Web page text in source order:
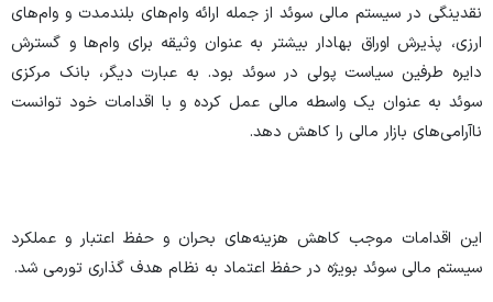
نقدینگی در سیستم مالی سوئد از جمله ارائه وام‌های بلندمدت و وام‌های
ارزی، پذیرش اوراق بهادار بیشتر به عنوان وثیقه برای وام‌ها و گسترش
دایره طرفین سیاست پولی در سوئد بود. به عبارت دیگر، بانک مرکزی
سوئد به عنوان یک واسطه مالی عمل کرده و با اقدامات خود توانست
ناآرامی‌های بازار مالی را کاهش دهد.
این اقدامات موجب کاهش هزینه‌های بحران و حفظ اعتبار و عملکرد
سیستم مالی سوئد بویژه در حفظ اعتماد به نظام هدف گذاری تورمی شد.